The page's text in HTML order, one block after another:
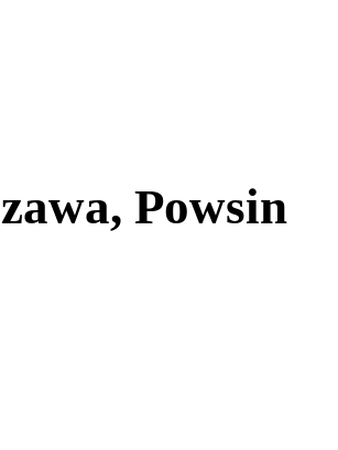
Powsin